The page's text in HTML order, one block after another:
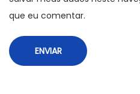
que eu comentar.